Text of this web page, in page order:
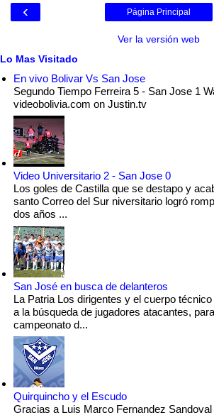
‹ Página Principal
Ver la versión web
Lo Mas Visitado
En vivo Bolivar Vs San Jose
Segundo Tiempo Ferreira 5 - San Jose 1
videobolivia.com on Justin.tv
Video Universitario 2 - San Jose 0
Los goles de Castilla que se destapo y
santo Correo del Sur niversitario logró
dos años ...
San José en busca de delanteros
La Patria Los dirigentes y el cuerpo
a la búsqueda de jugadores atacantes,
campeonato d...
Quirquincho y el Escudo
Gracias a Luis Marco Fernandez Sandoval